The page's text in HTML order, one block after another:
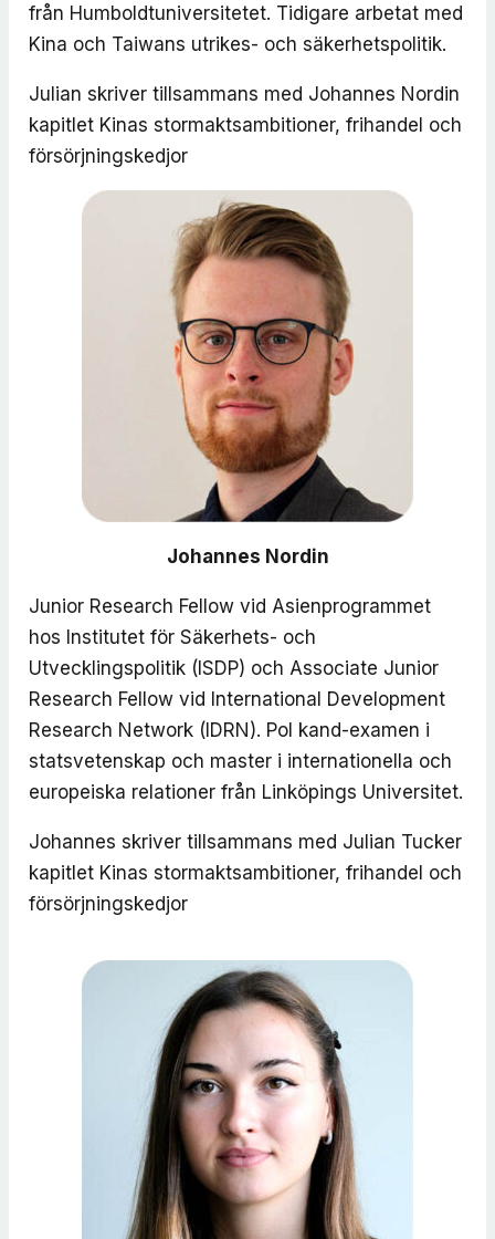
från Humboldtuniversitetet. Tidigare arbetat med
Kina och Taiwans utrikes- och säkerhetspolitik.
Julian skriver tillsammans med Johannes Nordin
kapitlet Kinas stormaktsambitioner, frihandel och
försörjningskedjor
Johannes Nordin
Junior Research Fellow vid Asienprogrammet
hos Institutet för Säkerhets- och
Utvecklingspolitik (ISDP) och Associate Junior
Research Fellow vid International Development
Research Network (IDRN). Pol kand-examen i
statsvetenskap och master i internationella och
europeiska relationer från Linköpings Universitet.
Johannes skriver tillsammans med Julian Tucker
kapitlet Kinas stormaktsambitioner, frihandel och
försörjningskedjor